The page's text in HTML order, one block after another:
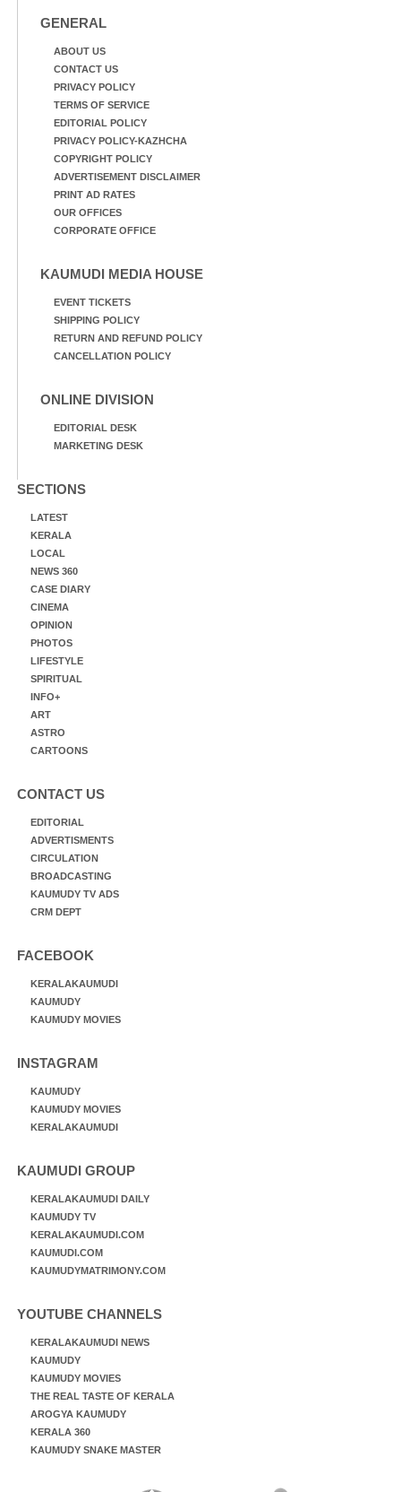
GENERAL
ABOUT US
CONTACT US
PRIVACY POLICY
TERMS OF SERVICE
EDITORIAL POLICY
PRIVACY POLICY-KAZHCHA
COPYRIGHT POLICY
ADVERTISEMENT DISCLAIMER
PRINT AD RATES
OUR OFFICES
CORPORATE OFFICE
KAUMUDI MEDIA HOUSE
EVENT TICKETS
SHIPPING POLICY
RETURN AND REFUND POLICY
CANCELLATION POLICY
ONLINE DIVISION
EDITORIAL DESK
MARKETING DESK
SECTIONS
LATEST
KERALA
LOCAL
NEWS 360
CASE DIARY
CINEMA
OPINION
PHOTOS
LIFESTYLE
SPIRITUAL
INFO+
ART
ASTRO
CARTOONS
CONTACT US
EDITORIAL
ADVERTISMENTS
CIRCULATION
BROADCASTING
KAUMUDY TV ADS
CRM DEPT
FACEBOOK
KERALAKAUMUDI
KAUMUDY
KAUMUDY MOVIES
INSTAGRAM
KAUMUDY
KAUMUDY MOVIES
KERALAKAUMUDI
KAUMUDI GROUP
KERALAKAUMUDI DAILY
KAUMUDY TV
KERALAKAUMUDI.COM
KAUMUDI.COM
KAUMUDYMATRIMONY.COM
YOUTUBE CHANNELS
KERALAKAUMUDI NEWS
KAUMUDY
KAUMUDY MOVIES
THE REAL TASTE OF KERALA
AROGYA KAUMUDY
KERALA 360
KAUMUDY SNAKE MASTER